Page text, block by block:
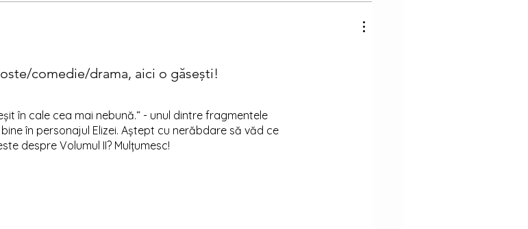
comedie/drama, aici o găsești!
în cale cea mai nebună.“ - unul dintre fragmentele
în personajul Elizei. Aștept cu nerăbdare să văd ce
despre Volumul II? Mulțumesc!